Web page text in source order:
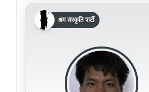
श्रम संस्कृति पार्टी